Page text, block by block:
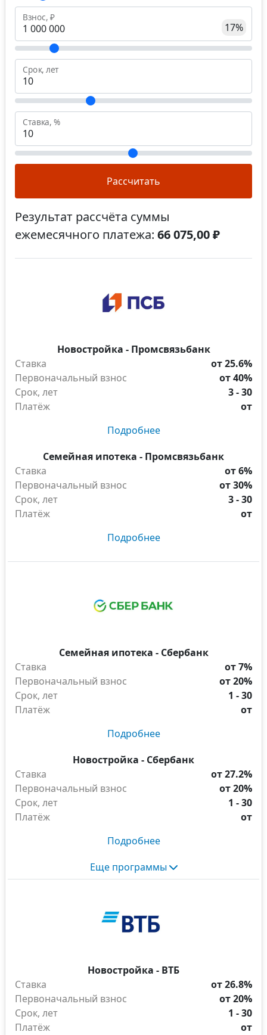
Взнос, ₽
17%
Срок, лет
Ставка, %
Рассчитать
Результат рассчёта суммы
ежемесячного платежа: 66 075,00 ₽
Новостройка - Промсвязьбанк
Ставка
от 25.6%
Первоначальный взнос
от 40%
Срок, лет
3 - 30
Платёж
от
Подробнее
Семейная ипотека - Промсвязьбанк
Ставка
от 6%
Первоначальный взнос
от 30%
Срок, лет
3 - 30
Платёж
от
Подробнее
Семейная ипотека - Сбербанк
Ставка
от 7%
Первоначальный взнос
от 20%
Срок, лет
1 - 30
Платёж
от
Подробнее
Новостройка - Сбербанк
Ставка
от 27.2%
Первоначальный взнос
от 20%
Срок, лет
1 - 30
Платёж
от
Подробнее
Еще программы
Новостройка - ВТБ
Ставка
от 26.8%
Первоначальный взнос
от 20%
Срок, лет
1 - 30
Платёж
от